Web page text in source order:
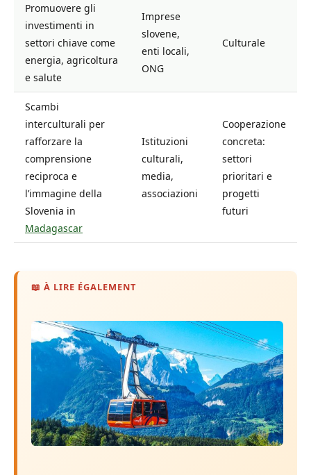
Promuovere gli
investimenti in
settori chiave come
energia, agricoltura
e salute
Imprese
slovene,
enti locali,
ONG
Culturale
Scambi
interculturali per
rafforzare la
comprensione
reciproca e
l’immagine della
Slovenia in
Madagascar
Istituzioni
culturali,
media,
associazioni
Cooperazione
concreta:
settori
prioritari e
progetti
futuri
📖 À LIRE ÉGALEMENT